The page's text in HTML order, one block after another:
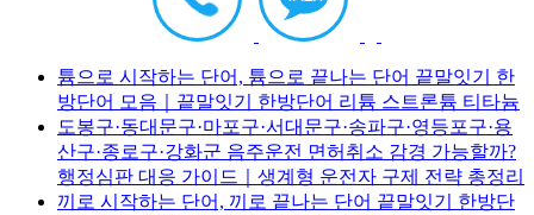
튬으로 시작하는 단어, 튬으로 끝나는 단어 끝말잇기 한
방단어 모음｜끝말잇기 한방단어 리튬 스트론튬 티타늄
도봉구·동대문구·마포구·서대문구·송파구·영등포구·용
산구·종로구·강화군 음주운전 면허취소 감경 가능할까?
행정심판 대응 가이드｜생계형 운전자 구제 전략 총정리
끼로 시작하는 단어, 끼로 끝나는 단어 끝말잇기 한방단